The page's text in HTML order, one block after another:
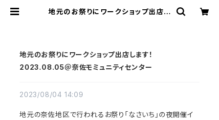
地元のお祭りにワークショップ出店し
地元のお祭りにワークショップ出店します！
2023.08.05＠奈佐モミュニティセンター
2023/08/04 14:09
地元の奈佐地区で行われるお祭り「なさいち」の夜開催イ